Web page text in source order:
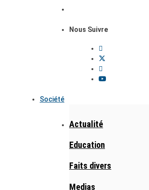
Nous Suivre
Société
Actualité
Education
Faits divers
Medias